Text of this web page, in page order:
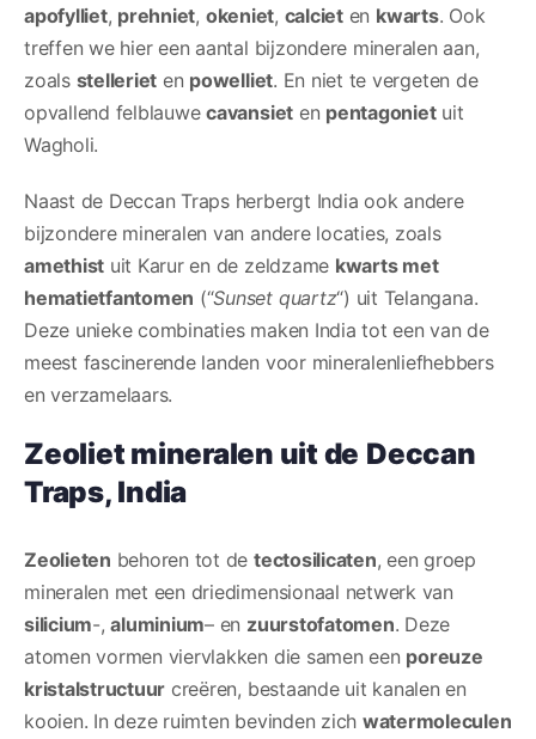
apofylliet, prehniet, okeniet, calcieten kwarts. Ook
treffen we hier een aantal bijzondere mineralen aan,
zoals stelleriet en powelliet. En niet te vergeten de
opvallend felblauwecavansiet en pentagonietuit
Wagholi.
Naast de Deccan Traps herbergt India ook andere
bijzondere mineralen van andere locaties, zoals
amethist uit Karur en de zeldzame kwarts met
hematietfantomen (“Sunset quartz“) uit Telangana.
Deze unieke combinaties maken India tot een van de
meest fascinerende landen voor mineralenliefhebbers
en verzamelaars.
Zeoliet mineralen uit de Deccan
Traps, India
Zeolieten behoren tot detectosilicaten, een groep
mineralen met een driedimensionaal netwerk van
silicium-,aluminium– en zuurstofatomen. Deze
atomen vormen viervlakken die samen een poreuze
kristalstructuur creëren, bestaande uit kanalen en
kooien. In deze ruimten bevinden zich watermoleculen